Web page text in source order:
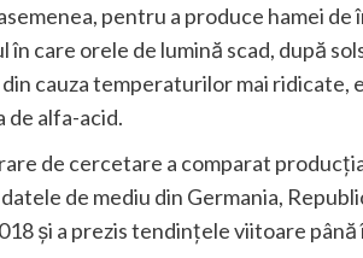
pentru a produce hamei
în care orele de lumină scad, după
cauza temperaturilor mai ridicate,
de alfa-acid.
de cercetare a comparat
de mediu din Germania,
și a prezis tendințele viitoare până